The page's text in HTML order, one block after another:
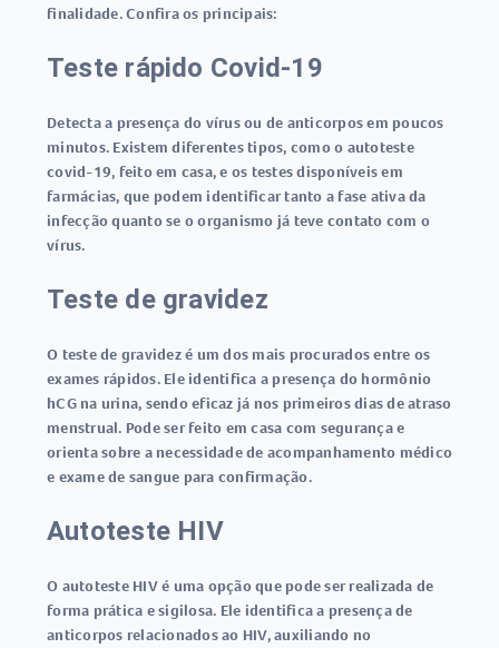
finalidade. Confira os principais:
Teste rápido Covid-19
Detecta a presença do vírus ou de anticorpos em poucos
minutos. Existem diferentes tipos, como o autoteste
covid-19, feito em casa, e os testes disponíveis em
farmácias, que podem identificar tanto a fase ativa da
infecção quanto se o organismo já teve contato com o
vírus.
Teste de gravidez
O teste de gravidezé um dos mais procurados entre os
exames rápidos. Ele identifica a presença do hormônio
hCG na urina, sendo eficaz já nos primeiros dias de atraso
menstrual. Pode ser feito em casa com segurança e
orienta sobre a necessidade de acompanhamento médico
e exame de sangue para confirmação.
Autoteste HIV
O autoteste HIVé uma opção que pode ser realizada de
forma prática e sigilosa. Ele identifica a presença de
anticorpos relacionados ao HIV, auxiliando no